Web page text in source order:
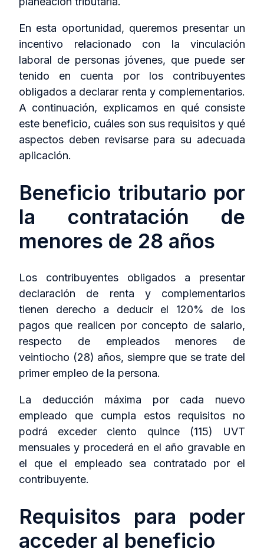
En esta oportunidad, queremos presentar un
incentivo relacionado con la vinculación
laboral de personas jóvenes, que puede ser
tenido en cuenta por los contribuyentes
obligados a declarar renta y complementarios.
A continuación, explicamos en qué consiste
este beneficio, cuáles son sus requisitos y qué
aspectos deben revisarse para su adecuada
aplicación.
Beneficio tributario por
la contratación de
menores de 28 años
Los contribuyentes obligados a presentar
declaración de renta y complementarios
tienen derecho a deducir el 120% de los
pagos que realicen por concepto de salario,
respecto de empleados menores de
veintiocho (28) años, siempre que se trate del
primer empleo de la persona.
La deducción máxima por cada nuevo
empleado que cumpla estos requisitos no
podrá exceder ciento quince (115) UVT
mensuales y procederá en el año gravable en
el que el empleado sea contratado por el
contribuyente.
Requisitos para poder
acceder al beneficio